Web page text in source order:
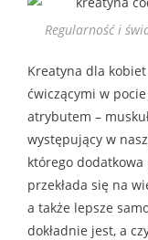
Regularność i
Kreatyna dla
ćwiczącymi w
atrybutem –
występujący w
którego
przekłada się na
a także lepsze
dokładnie jest, a